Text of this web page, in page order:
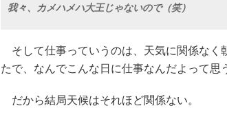
我々、カメハメハ大王じゃないので（笑）
そして仕事っていうのは、天気に関係なく
たで、なんでこんな日に仕事なんだよって思
だから結局天候はそれほど関係ない。